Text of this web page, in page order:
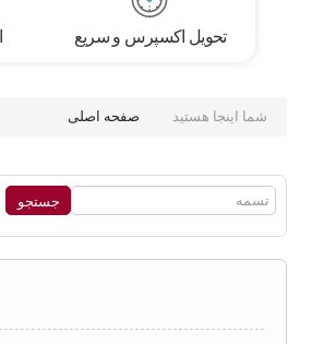
تحویل اکسپرس و سریع
شما اینجا هستید صفحه اصلی